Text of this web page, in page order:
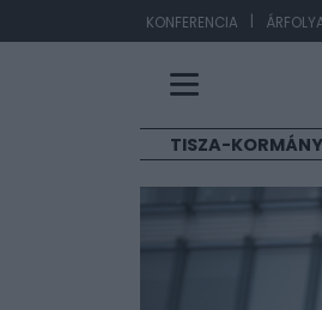
KONFERENCIA |
TISZA-KORMÁNY